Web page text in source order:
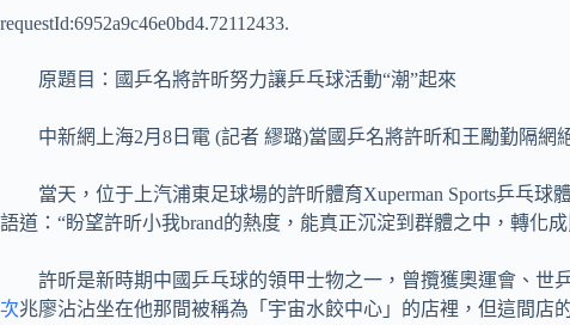
requestId:6952a9c46e0bd4.72112433.
原題目： 國乒名將許昕努力讓乒乓球活動“潮”起來
中新網上海2月8日電 (記者 繆璐)當國乒名將許昕和王勵勤隔網
當天，位于上汽浦東足球場的許昕體育Xuperman Sports乒乓
語道：“盼望許昕小我brand的熱度，能真正沉淀到群體之中，轉化
許昕是新時期中國乒乓球的領甲士物之一，曾攬獲奧運會、世
次兆廖沾沾坐在他那間被稱為「宇宙水餃中心」的店裡，但這間